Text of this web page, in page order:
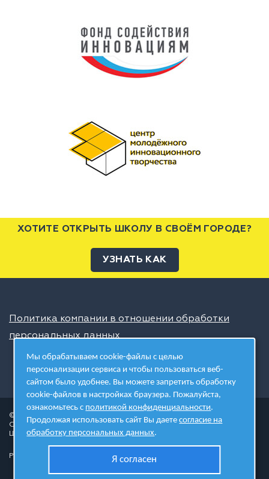
ХОТИТЕ ОТКРЫТЬ ШКОЛУ В СВОЁМ ГОРОДЕ?
УЗНАТЬ КАК
Политика компании в отношении обработки
персональных данных
© 2026 ШЦТ
Сеть центров молодёжного инновационного творчества
Школа цифровых технологий
Разработано в студии
Мы обрабатываем cookie-файлы с целью
персонализации сервиса и чтобы пользоваться веб-
сайтом было удобнее. Вы можете запретить обработку
cookie-файлов в настройках браузера. Пожалуйста,
ознакомьтесь с политикой конфиденциальности.
Продолжая использовать сайт Вы даетесогласие на
обработку персональных данных.
Я согласен